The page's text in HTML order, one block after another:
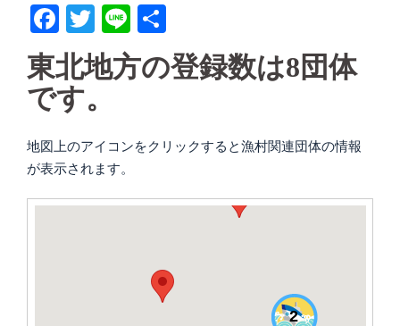
Facebook
Twitter
Line
有
東北地方の登録数は8団体
です。
地図上のアイコンをクリックすると漁村関連団体の情報
が表示されます。
2